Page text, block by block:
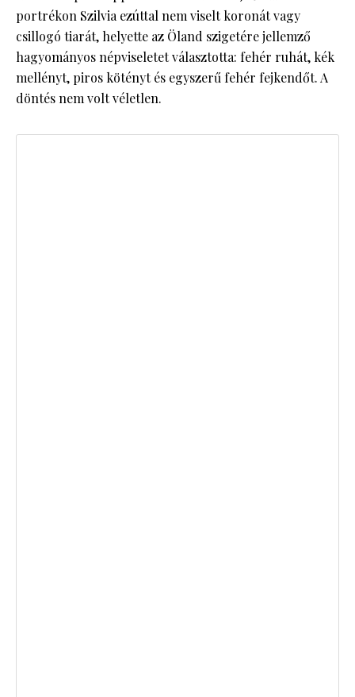
portrékon Szilvia ezúttal nem viselt koronát vagy
csillogó tiarát, helyette az Öland szigetére jellemző
hagyományos népviseletet választotta: fehér ruhát, kék
mellényt, piros kötényt és egyszerű fehér fejkendőt. A
döntés nem volt véletlen.